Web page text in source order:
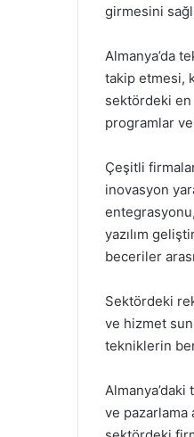
girmesini
Almanya’da
takip etmesi,
sektördeki
programlar
Çeşitli
inovasyon
yazılım
beceriler
Sektördeki
ve hizmet
tekniklerin
ve